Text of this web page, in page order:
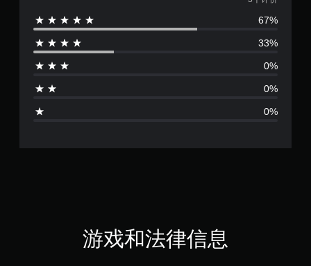
评
价
7
67%
33%
0%
0%
0%
游戏和法律信息